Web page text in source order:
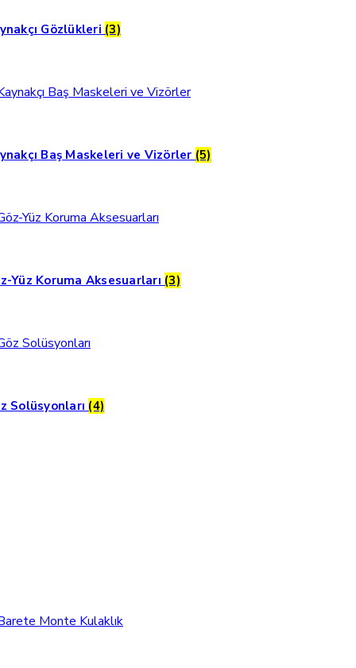
Gözlükleri (3)
Baş Maskeleri ve Vizörler (5)
Yüz Koruma Aksesuarları (3)
Solüsyonları (4)